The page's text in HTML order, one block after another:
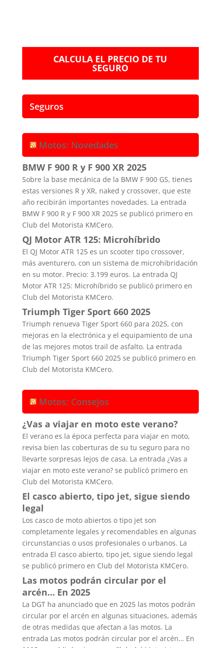
CALCULA EL PRECIO DE TU
SEGURO
Seguros
Motos: Novedades
BMW F 900 R y F 900 XR 2025
Sobre la base mecánica de la BMW F 900 GS, tienes
estas versiones R y XR, naked y crossover, que este
año recibirán importantes novedades. La entrada
BMW F 900 R y F 900 XR 2025 se publicó primero en
Club del Motorista KMCero.
QJ Motor ATR 125: Microhíbrido
El QJ Motor ATR 125 es un scooter tipo crossover,
más aventurero, con un sistema de microhibridación
en su motor. Precio: 3.199 euros. La entrada QJ
Motor ATR 125: Microhíbrido se publicó primero en
Club del Motorista KMCero.
Triumph Tiger Sport 660 2025
Triumph renueva Tiger Sport 660 para 2025, con
mejoras en la electrónica y el equipamiento de una
de las mejores motos trail de asfalto. La entrada
Triumph Tiger Sport 660 2025 se publicó primero en
Club del Motorista KMCero.
Motos: Consejos
¿Vas a viajar en moto este verano?
El verano es la época perfecta para viajar en moto,
revisa bien las coberturas de su tu seguro para no
llevarte sorpresas lejos de casa. La entrada ¿Vas a
viajar en moto este verano? se publicó primero en
Club del Motorista KMCero.
El casco abierto, tipo jet, sigue siendo
legal
Los casco de moto abiertos o tipo jet son
completamente legales y recomendables en algunas
circunstancias o usos profesionales o urbanos. La
entrada El casco abierto, tipo jet, sigue siendo legal
se publicó primero en Club del Motorista KMCero.
Las motos podrán circular por el
arcén… En 2025
La DGT ha anunciado que en 2025 las motos podrán
circular por el arcén en algunas situaciones, además
de otras medidas que afectan a las motos. La
entrada Las motos podrán circular por el arcén… En